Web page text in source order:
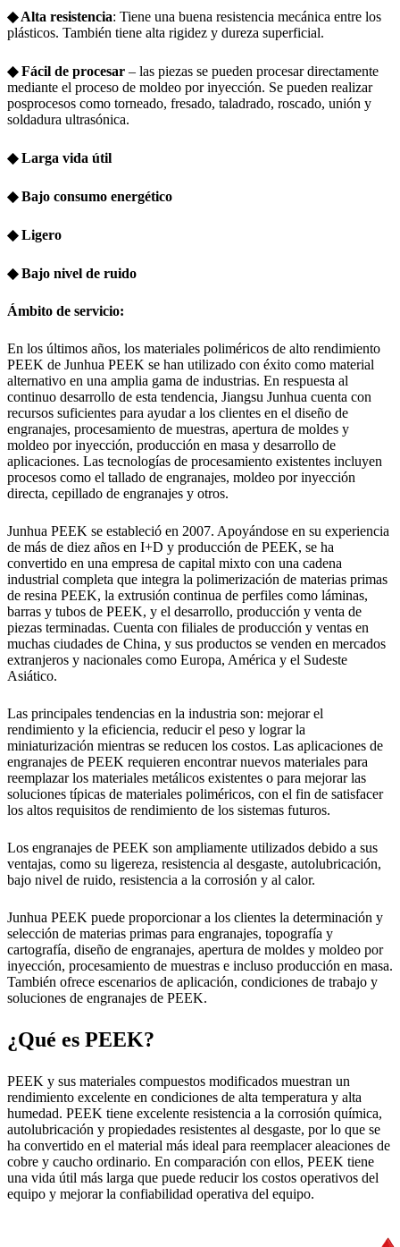
◆ Alta resistencia: Tiene una buena resistencia mecánica entre los
plásticos. También tiene alta rigidez y dureza superficial.
◆ Fácil de procesar – las piezas se pueden procesar directamente
mediante el proceso de moldeo por inyección. Se pueden realizar
posprocesos como torneado, fresado, taladrado, roscado, unión y
soldadura ultrasónica.
◆ Larga vida útil
◆ Bajo consumo energético
◆ Ligero
◆ Bajo nivel de ruido
Ámbito de servicio:
En los últimos años, los materiales poliméricos de alto rendimiento
PEEK de Junhua PEEK se han utilizado con éxito como material
alternativo en una amplia gama de industrias. En respuesta al
continuo desarrollo de esta tendencia, Jiangsu Junhua cuenta con
recursos suficientes para ayudar a los clientes en el diseño de
engranajes, procesamiento de muestras, apertura de moldes y
moldeo por inyección, producción en masa y desarrollo de
aplicaciones. Las tecnologías de procesamiento existentes incluyen
procesos como el tallado de engranajes, moldeo por inyección
directa, cepillado de engranajes y otros.
Junhua PEEK se estableció en 2007. Apoyándose en su experiencia
de más de diez años en I+D y producción de PEEK, se ha
convertido en una empresa de capital mixto con una cadena
industrial completa que integra la polimerización de materias primas
de resina PEEK, la extrusión continua de perfiles como láminas,
barras y tubos de PEEK, y el desarrollo, producción y venta de
piezas terminadas. Cuenta con filiales de producción y ventas en
muchas ciudades de China, y sus productos se venden en mercados
extranjeros y nacionales como Europa, América y el Sudeste
Asiático.
Las principales tendencias en la industria son: mejorar el
rendimiento y la eficiencia, reducir el peso y lograr la
miniaturización mientras se reducen los costos. Las aplicaciones de
engranajes de PEEK requieren encontrar nuevos materiales para
reemplazar los materiales metálicos existentes o para mejorar las
soluciones típicas de materiales poliméricos, con el fin de satisfacer
los altos requisitos de rendimiento de los sistemas futuros.
Los engranajes de PEEK son ampliamente utilizados debido a sus
ventajas, como su ligereza, resistencia al desgaste, autolubricación,
bajo nivel de ruido, resistencia a la corrosión y al calor.
Junhua PEEK puede proporcionar a los clientes la determinación y
selección de materias primas para engranajes, topografía y
cartografía, diseño de engranajes, apertura de moldes y moldeo por
inyección, procesamiento de muestras e incluso producción en masa.
También ofrece escenarios de aplicación, condiciones de trabajo y
soluciones de engranajes de PEEK.
¿Qué es PEEK?
PEEK y sus materiales compuestos modificados muestran un
rendimiento excelente en condiciones de alta temperatura y alta
humedad. PEEK tiene excelente resistencia a la corrosión química,
autolubricación y propiedades resistentes al desgaste, por lo que se
ha convertido en el material más ideal para reemplacer aleaciones de
cobre y caucho ordinario. En comparación con ellos, PEEK tiene
una vida útil más larga que puede reducir los costos operativos del
equipo y mejorar la confiabilidad operativa del equipo.